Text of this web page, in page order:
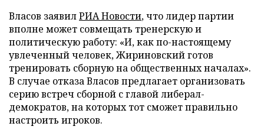
Власов заявилРИА Новости, что лидер партии
вполне может совмещать тренерскую и
политическую работу: «И, как по-настоящему
увлеченный человек, Жириновский готов
тренировать сборную на общественных началах».
В случае отказа Власов предлагает организовать
серию встреч сборной с главой либерал-
демократов, на которых тот сможет правильно
настроить игроков.